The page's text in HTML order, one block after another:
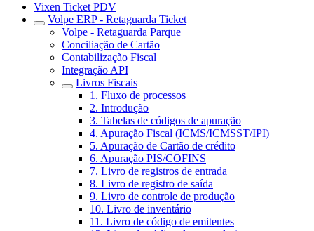
Vixen Ticket PDV
Volpe ERP - Retaguarda Ticket
Volpe - Retaguarda Parque
Conciliação de Cartão
Contabilização Fiscal
Integração API
Livros Fiscais
1. Fluxo de processos
2. Introdução
3. Tabelas de códigos de apuração
4. Apuração Fiscal (ICMS/ICMSST/IPI)
5. Apuração de Cartão de crédito
6. Apuração PIS/COFINS
7. Livro de registros de entrada
8. Livro de registro de saída
9. Livro de controle de produção
10. Livro de inventário
11. Livro de código de emitentes